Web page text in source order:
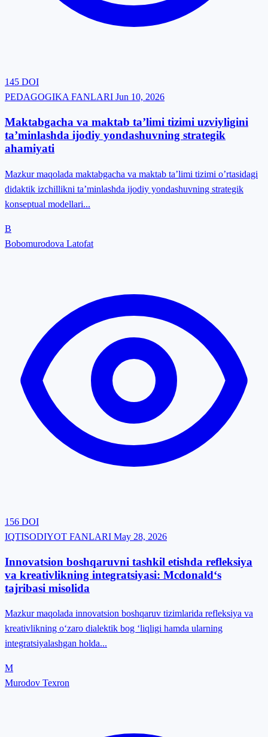
145 DOI
PEDAGOGIKA FANLARI Jun 10, 2026
Maktabgacha va maktab ta’limi tizimi uzviyligini
ta’minlashda ijodiy yondashuvning strategik
ahamiyati
Mazkur maqolada maktabgacha va maktab ta’limi tizimi o’rtasidagi
didaktik izchillikni ta’minlashda ijodiy yondashuvning strategik
konseptual modellari...
B
Bobomurodova Latofat
156 DOI
IQTISODIYOT FANLARI May 28, 2026
Innovatsion boshqaruvni tashkil etishda refleksiya
va kreativlikning integratsiyasi: Mcdonald‘s
tajribasi misolida
Mazkur maqolada innovatsion boshqaruv tizimlarida refleksiya va
kreativlikning o‘zaro dialektik bog ‘liqligi hamda ularning
integratsiyalashgan holda...
M
Murodov Texron